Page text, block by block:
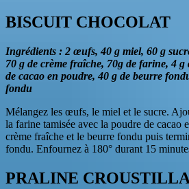
BISCUIT CHOCOLAT
Ingrédients : 2 œufs, 40 g miel, 60 g
70 g de crème fraîche, 70g de farine, 4 g
de cacao en poudre, 40 g de beurre
fondu
Mélangez les œufs, le miel et le sucre.
la farine tamisée avec la poudre de cacao
crème fraîche et le beurre fondu puis
fondu. Enfournez à 180° durant 15
PRALINE